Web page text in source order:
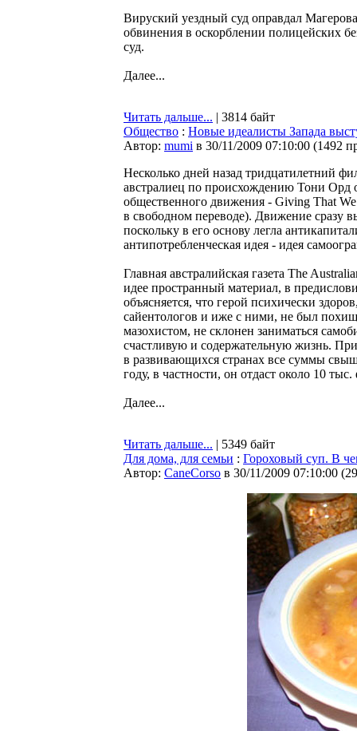
Вируский уездный суд оправдал
обвинения в оскорблении полицейских
суд.
Далее...
Читать дальше... | 3814 байт
Общество : Новые идеалисты Запада
Автор: mumi в 30/11/2009 07:10:00 (1492
Несколько дней назад тридцатилетний
австралиец по происхождению Тони Орд
общественного движения - Giving That
в свободном переводе). Движение сразу
поскольку в его основу легла
антипотребленческая идея - идея
Главная австралийская газета The
идее пространный материал, в
объясняется, что герой психически
сайентологов и иже с ними, не был
мазохистом, не склонен заниматься
счастливую и содержательную жизнь.
в развивающихся странах все суммы
году, в частности, он отдаст около 10
Далее...
Читать дальше... | 5349 байт
Для дома, для семьи : Гороховый суп. В
Автор: CaneCorso в 30/11/2009 07:10:00 (